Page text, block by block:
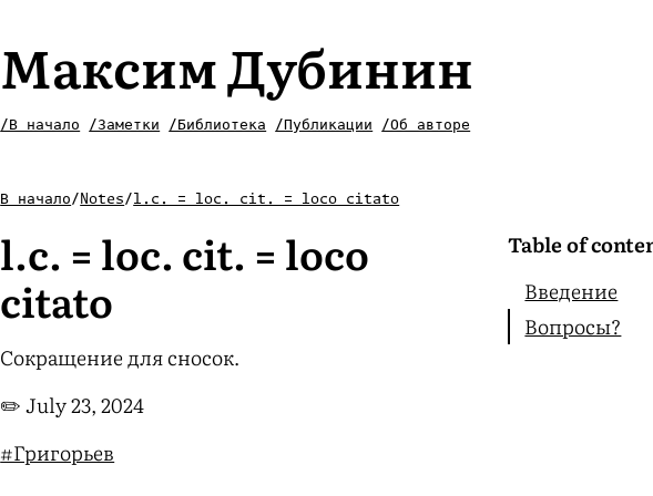
Максим Дубинин
/В начало /Заметки /Библиотека /Публикации /Об авторе
В начало/ Notes/l.c. = loc. cit. = loco citato
l.c. = loc. cit. = loco
citato
Сокращение для сносок.
✏️July 23, 2024
#Григорьев
Table of
Введение
Вопросы?